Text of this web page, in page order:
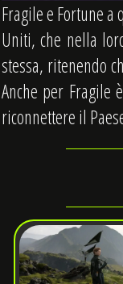
Fragile e Fortune
Uniti, che nella
stessa, ritenendo
Anche per Fragile
riconnettere il